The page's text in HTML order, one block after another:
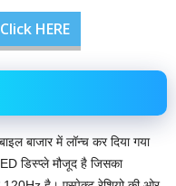
HERE
बाजार में लॉन्च कर दिया गया
डिस्प्ले मौजूद है जिसका